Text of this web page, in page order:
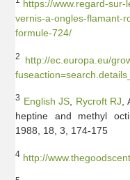
https://www.regard-
vernis-a-ongles-flamant-
formule-724/
2
http://ec.europa.eu/
3 English JS Rycroft RJ
heptine and methyl
1988, 18, 3, 174-175
4 http://